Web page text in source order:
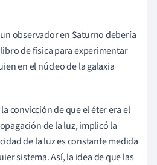
observador en Saturno debería
de física para experimentar
en el núcleo de la galaxia
convicción de que el éter era el
de la luz, implicó la
de la luz es constante medida
sistema. Así, la idea de que las